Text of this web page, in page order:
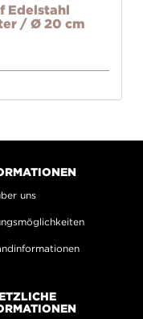
Edelstahl
/ Ø 20 cm
uns